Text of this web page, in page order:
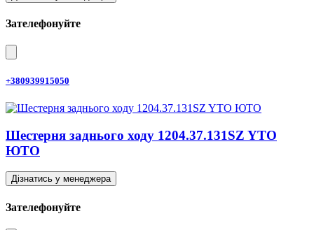
Зателефонуйте
+380939915050
Шестерня заднього ходу 1204.37.131SZ YTO
ЮТО
Дізнатись у менеджера
Зателефонуйте